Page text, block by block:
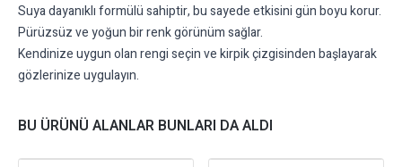
Suya dayanıklı formülü sahiptir, bu sayede etkisini gün boyu korur.
Pürüzsüz ve yoğun bir renk görünüm sağlar.
Kendinize uygun olan rengi seçin ve kirpik çizgisinden başlayarak
gözlerinize uygulayın.
BU ÜRÜNÜ ALANLAR BUNLARI DA ALDI